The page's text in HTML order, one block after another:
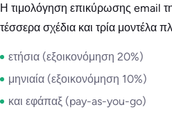
Η τιμολόγηση επικύρωσης email
τέσσερα σχέδια και τρία μοντέλα
ετήσια (εξοικονόμηση 20%)
μηνιαία (εξοικονόμηση 10%)
και εφάπαξ (pay-as-you-go)